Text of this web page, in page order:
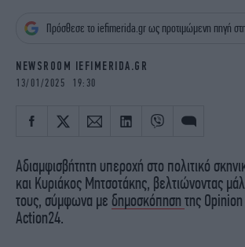
OSCARS
THE
Πρόσθεσε το iefimerida.gr ως προτιμώμενη πηγή
NEWSROOM IEFIMERIDA.GR
13/01/2025 19:30
Αδιαμφισβήτητη υπεροχή στο πολιτικό
και Κυριάκος Μητσοτάκης, βελτιώνοντας
τους, σύμφωνα με δημοσκόπηση της
Action24.